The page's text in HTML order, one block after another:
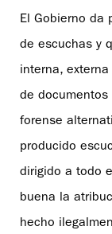
El Gobierno da
de escuchas y
interna,
de
forense
producido
dirigido a todo
buena la
hecho